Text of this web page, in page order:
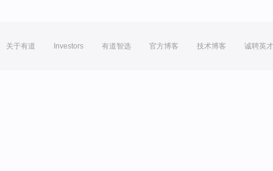
关于有道 Investors 有道智选 官方博客 技术博客 诚聘英才